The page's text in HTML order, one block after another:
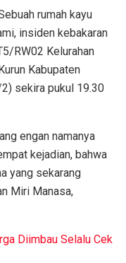
rumah kayu
insiden kebakaran
RW02 Kelurahan
Kabupaten
sekira pukul 19.30
engan namanya
kejadian, bahwa
yang sekarang
Miri Manasa,
Diimbau Selalu Cek